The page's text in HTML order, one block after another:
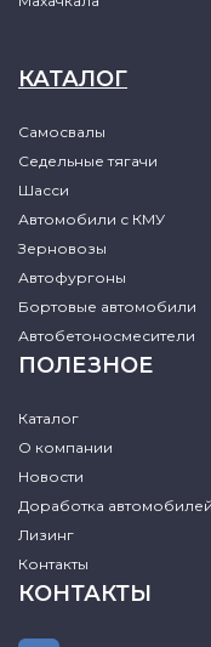
КАТАЛОГ
Самосвалы
Седельные тягачи
Шасси
Автомобили с КМУ
Зерновозы
Автофургоны
Бортовые автомобили
Автобетоносмесители
ПОЛЕЗНОЕ
Каталог
О компании
Новости
Доработка автомобилей
Лизинг
Контакты
КОНТАКТЫ